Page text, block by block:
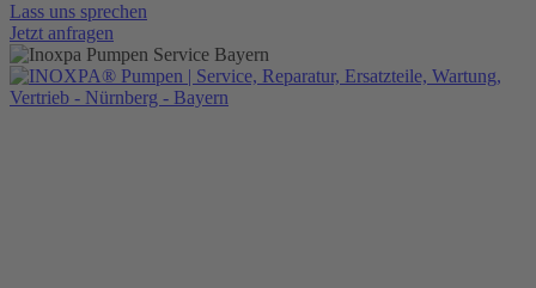
Lass uns sprechen
Jetzt anfragen